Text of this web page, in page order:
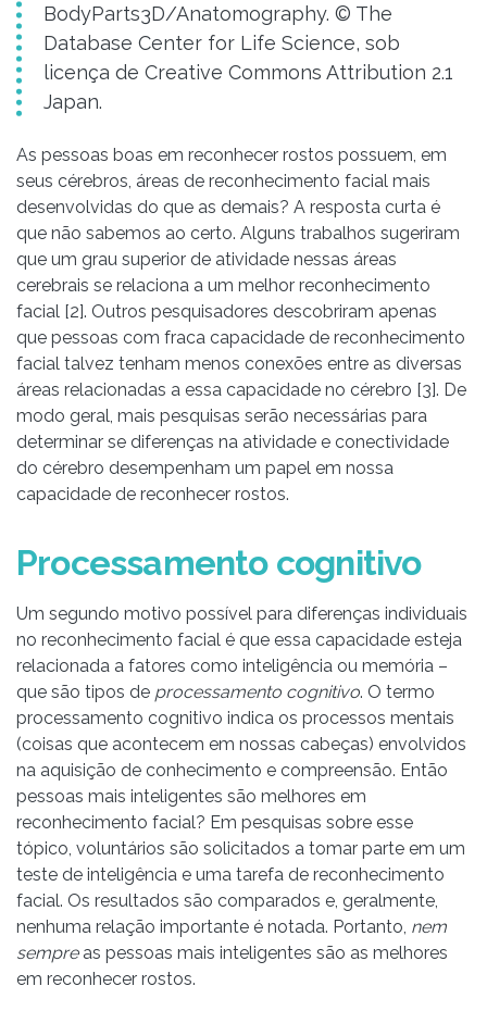
BodyParts3D/Anatomography. © The
Database Center for Life Science, sob
licença de Creative Commons Attribution 2.1
Japan.
As pessoas boas em reconhecer rostos possuem, em
seus cérebros, áreas de reconhecimento facial mais
desenvolvidas do que as demais? A resposta curta é
que não sabemos ao certo. Alguns trabalhos sugeriram
que um grau superior de atividade nessas áreas
cerebrais se relaciona a um melhor reconhecimento
facial [2]. Outros pesquisadores descobriram apenas
que pessoas com fraca capacidade de reconhecimento
facial talvez tenham menos conexões entre as diversas
áreas relacionadas a essa capacidade no cérebro [3]. De
modo geral, mais pesquisas serão necessárias para
determinar se diferenças na atividade e conectividade
do cérebro desempenham um papel em nossa
capacidade de reconhecer rostos.
Processamento cognitivo
Um segundo motivo possível para diferenças individuais
no reconhecimento facial é que essa capacidade esteja
relacionada a fatores como inteligência ou memória –
que são tipos de processamento cognitivo. O termo
processamento cognitivo indica os processos mentais
(coisas que acontecem em nossas cabeças) envolvidos
na aquisição de conhecimento e compreensão. Então
pessoas mais inteligentes são melhores em
reconhecimento facial? Em pesquisas sobre esse
tópico, voluntários são solicitados a tomar parte em um
teste de inteligência e uma tarefa de reconhecimento
facial. Os resultados são comparados e, geralmente,
nenhuma relação importante é notada. Portanto, nem
sempre as pessoas mais inteligentes são as melhores
em reconhecer rostos.